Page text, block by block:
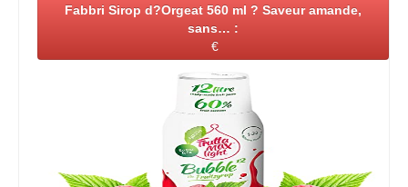
Fabbri Sirop d?Orgeat 560 ml ? Saveur amande,
sans… :
€